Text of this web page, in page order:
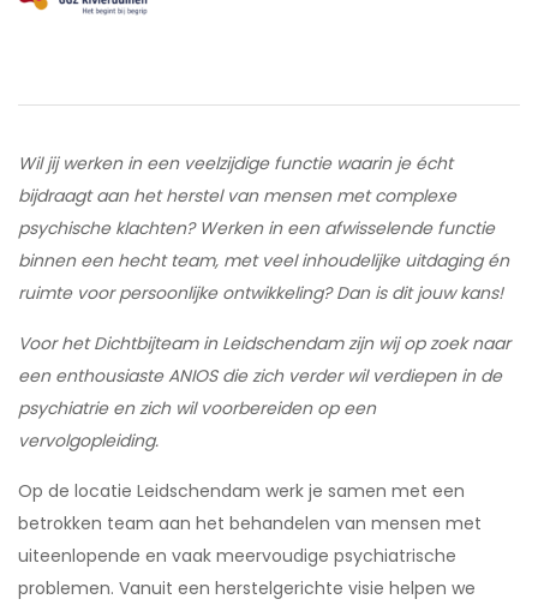
Wil jij werken in een veelzijdige functie waarin je écht
bijdraagt aan het herstel van mensen met complexe
psychische klachten? Werken in een afwisselende functie
binnen een hecht team, met veel inhoudelijke uitdaging én
ruimte voor persoonlijke ontwikkeling? Dan is dit jouw kans!
Voor het Dichtbijteam in Leidschendam zijn wij op zoek naar
een enthousiaste ANIOS die zich verder wil verdiepen in de
psychiatrie en zich wil voorbereiden op een
vervolgopleiding.
Op de locatie Leidschendam werk je samen met een
betrokken team aan het behandelen van mensen met
uiteenlopende en vaak meervoudige psychiatrische
problemen. Vanuit een herstelgerichte visie helpen we